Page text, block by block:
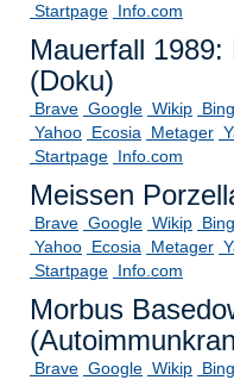
Startpage Info.com
Mauerfall
(Doku)
Brave Google Wikip Bing
Yahoo Ecosia Metager
Startpage Info.com
Meissen
Brave Google Wikip Bing
Yahoo Ecosia Metager
Startpage Info.com
Morbus
Brave Google Wikip Bing